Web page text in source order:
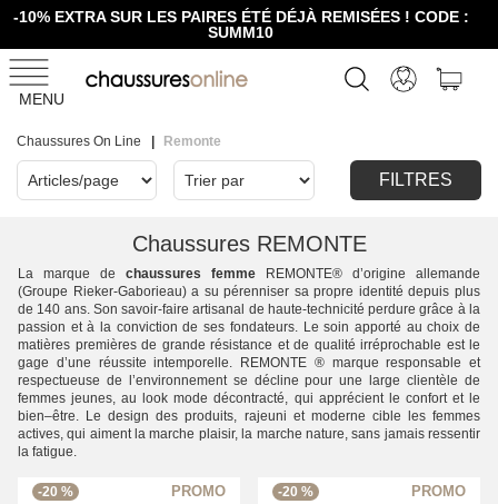
-10% EXTRA SUR LES PAIRES ÉTÉ DÉJÀ REMISÉES ! CODE :
SUMM10
MENU
Chaussures On Line Remonte
FILTRES
Chaussures REMONTE
La marque de chaussures femme REMONTE® d’origine allemande
(Groupe Rieker-Gaborieau) a su pérenniser sa propre identité depuis plus
de 140 ans. Son savoir-faire artisanal de haute-technicité perdure grâce à la
passion et à la conviction de ses fondateurs. Le soin apporté au choix de
matières premières de grande résistance et de qualité irréprochable est le
gage d’une réussite intemporelle. REMONTE ® marque responsable et
respectueuse de l’environnement se décline pour une large clientèle de
femmes jeunes, au look mode décontracté, qui apprécient le confort et le
bien–être. Le design des produits, rajeuni et moderne cible les femmes
actives, qui aiment la marche plaisir, la marche nature, sans jamais ressentir
la fatigue.
-20 % -20 %